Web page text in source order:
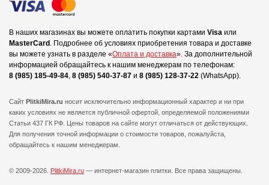
В наших магазинах вы можете оплатить покупки картами Visa или
MasterCard . Подробнее об условиях приобретения товара и доставке
вы можете узнать в разделе «Оплата и доставка». За дополнительной
информацией обращайтесь к нашим менеджерам по телефонам:
8 (985) 185-49-84, 8 (985) 540-37-87 и 8 (985) 128-37-22 (WhatsApp).
Сайт PlitkiMira.ru носит исключительно информационный характер и ни при
каких условиях не является публичной офертой, определяемой положениями
Статьи 437 ГК РФ. Цены товаров на сайте могут отличаться от действующих.
Для получения точной информации о стоимости товаров, пожалуйста,
обращайтесь к нашим менеджерам.
© 2009-2026. PlitkiMira.ru — интернет-магазин плитки. Все права защищены.